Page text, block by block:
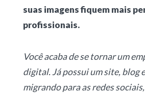
suas imagens fiquem mais
profissionais.
Você acaba de se tornar um
digital. Já possui um site, blog
migrando para as redes